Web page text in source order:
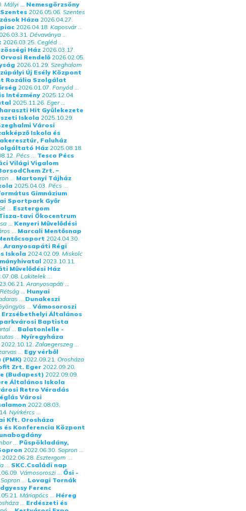
Mályi... Nemesgörzsöny
2026.05.06. Szentes
Háza 2026.04.27.
2026.04.18. Kaposvár...
Dévaványa...
2026.03.25. Cegléd...
Ház 2026.03.17.
Rendelő 2026.02.05.
2026.01.29. Szeghalom
Új Esély Központ
Rozália Szolgálat
2026.01.07. Fonyód...
Intézmény 2025.12.04.
2025.11.26. Eger...
Hit Gyülekezete
Iskola 2025.10.29.
Városi
Iskola és
Faluház
Ház 2025.08.18.
Pécs... Tesco Pécs
Világi Vigalom
Zrt. –
... Martonyi Tájház
2025.04.03. Pécs...
Gimnázium
Sportpark Győr
... Esztergom
tavi Ökocentrum
... Kenyeri Művelődési
... Marcali Mentősnap
2024.04.30.
Aranyosapáti Régi
Iskola 2024.02.09. Miskolc
2023.10.11.
Művelődési Ház
Lakitelek...
Aranyosapáti...
Rétság... Hunyai
... Dunakeszi
... Vámosoroszi
Erzsébethelyi Általános
Baptista
... Balatonlelle -
... Nyíregyháza
2022.10.12. Zalaegerszeg...
... Egy vérből
2022.09.21. Orosháza
Zrt. Eger 2022.09.20.
(Budapest) 2022.09.09.
Általános Iskola
Retro Véradás
Városi
2022.08.03.
Nyírkércs...
Kft. Orosháza
és Konferencia Központ
... Püspökladány,
2022.06.30. Sopron...
2022.06.28. Esztergom ...
... SKC.Családi nap
Vámosoroszi... Ősi -
Sopron... Lovagi Tornák
Ferenc
Máriapócs... Héreg
... Erdészeti és